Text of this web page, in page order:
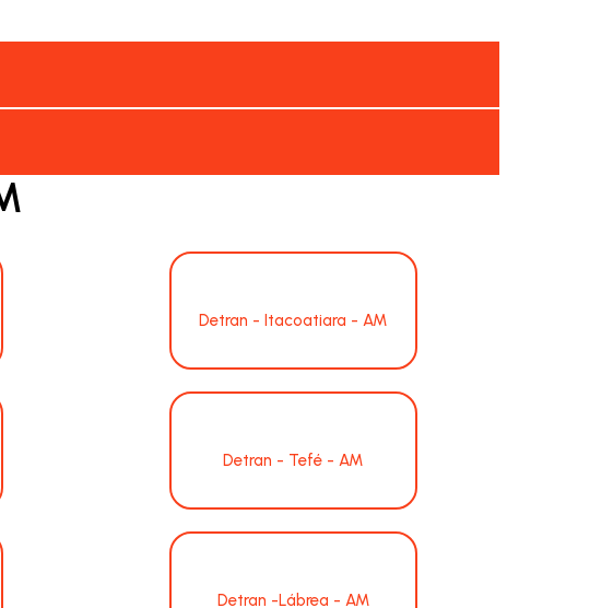
Detran - Itacoatiara - AM
Detran - Tefé - AM
Detran -Lábrea - AM